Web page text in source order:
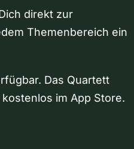
direkt zur
Themenbereich ein
Das Quartett
im App Store.